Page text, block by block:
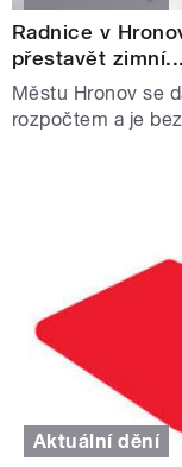
Radnice v
přestavět zimní...
Městu Hronov se
rozpočtem a je
Aktuální dění